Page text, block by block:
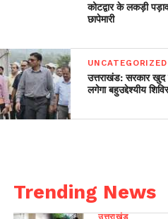
कोटद्वार के लकड़ी
छापेमारी
UNCATEGORIZED
उत्तराखंड: सरकार खुद
लगेगा बहुउद्देश्यीय
Trending News
उत्तराखंड